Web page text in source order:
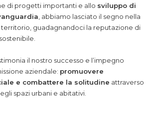
di progetti importanti e allo sviluppo di
, abbiamo lasciato il segno nella
guadagnandoci la reputazione di
il nostro successo e l’impegno
aziendale: promuovere
e combattere la solitudine attraverso
spazi urbani e abitativi.